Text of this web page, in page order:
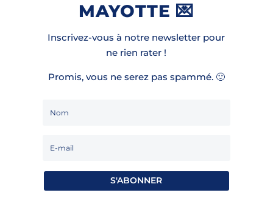
MAYOTTE 💌
Inscrivez-vous à notre newsletter pour
ne rien rater !
Promis, vous ne serez pas spammé. 🙂
S'ABONNER